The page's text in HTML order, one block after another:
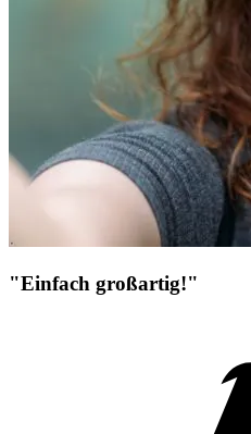
"Einfach großartig!"